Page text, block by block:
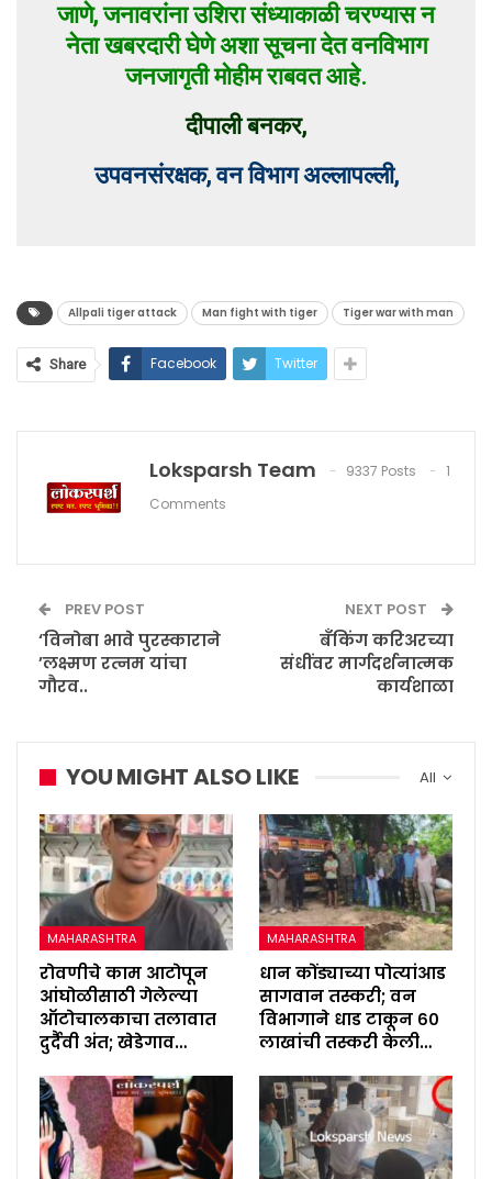
जाणे, जनावरांना उशिरा संध्याकाळी चरण्यास न
नेता खबरदारी घेणे अशा सूचना देत वनविभाग
जनजागृती मोहीम राबवत आहे.
दीपाली बनकर,
उपवनसंरक्षक, वन विभाग अल्लापल्ली,
Allpali tiger attack Man fight with tiger Tiger war with man
Share Facebook Twitter
Loksparsh Team 9337 Posts
1
Comments
PREV POST
‘विनोबा भावे पुरस्काराने
’लक्ष्मण रत्नम यांचा
गौरव..
NEXT POST
बँकिंग करिअरच्या
संधींवर मार्गदर्शनात्मक
कार्यशाळा
All
YOU MIGHT ALSO LIKE
MAHARASHTRA
रोवणीचे काम आटोपून
आंघोळीसाठी गेलेल्या
ऑटोचालकाचा तलावात
दुर्दैवी अंत; खेडेगाव…
MAHARASHTRA
धान कोंड्याच्या पोत्यांआड
सागवान तस्करी; वन
विभागाने धाड टाकून ६०
लाखांची तस्करी केली…